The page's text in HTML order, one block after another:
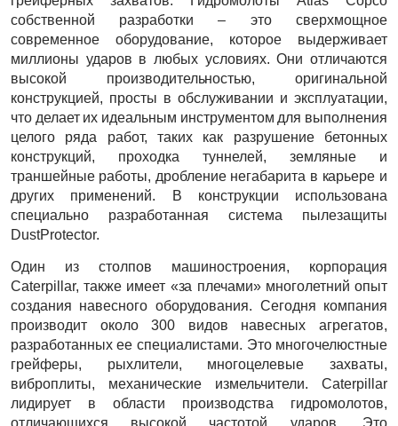
собственной разработки – это сверхмощное
современное оборудование, которое выдерживает
миллионы ударов в любых условиях. Они отличаются
высокой производительностью, оригинальной
конструкцией, просты в обслуживании и эксплуатации,
что делает их идеальным инструментом для выполнения
целого ряда работ, таких как разрушение бетонных
конструкций, проходка туннелей, земляные и
траншейные работы, дробление негабарита в карьере и
других применений. В конструкции использована
специально разработанная система пылезащиты
DustProtector.
Один из столпов машиностроения, корпорация
Caterpillar, также имеет «за плечами» многолетний опыт
создания навесного оборудования. Сегодня компания
производит около 300 видов навесных агрегатов,
разработанных ее специалистами. Это многочелюстные
грейферы, рыхлители, многоцелевые захваты,
виброплиты, механические измельчители. Caterpillar
лидирует в области производства гидромолотов,
отличающихся высокой частотой ударов. Это